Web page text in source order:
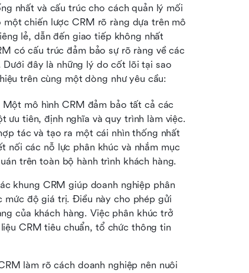
nhất và cấu trúc cho cách quản lý mối
một chiến lược CRM rõ ràng dựa trên mô
lẻ, dẫn đến giao tiếp không nhất
có cấu trúc đảm bảo sự rõ ràng về các
Dưới đây là những lý do cốt lõi tại sao
trên cùng một dòng như yêu cầu:
Một mô hình CRM đảm bảo tất cả các
ưu tiên, định nghĩa và quy trình làm việc.
tác và tạo ra một cái nhìn thống nhất
nối các nỗ lực phân khúc và nhắm mục
trên toàn bộ hành trình khách hàng.
khung CRM giúp doanh nghiệp phân
mức độ giá trị. Điều này cho phép gửi
của khách hàng. Việc phân khúc trở
CRM tiêu chuẩn, tổ chức thông tin
làm rõ cách doanh nghiệp nên nuôi